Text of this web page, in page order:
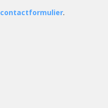
contactformulier.